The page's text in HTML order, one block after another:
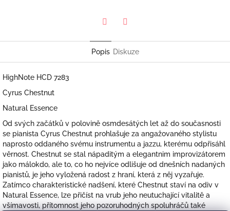
Popis Diskuze
HighNote HCD 7283
Cyrus Chestnut
Natural Essence
Od svých začátků v polovině osmdesátých let až do současnosti
se pianista Cyrus Chestnut prohlašuje za angažovaného stylistu
naprosto oddaného svému instrumentu a jazzu, kterému odpřisáhl
věrnost. Chestnut se stal nápaditým a elegantnim improvizátorem
jako málokdo, ale to, co ho nejvíce odlišuje od dnešních nadaných
pianistů, je jeho vyložená radost z hraní, která z něj vyzařuje.
Zatímco charakteristické nadšení, které Chestnut staví na odiv v
Natural Essence, lze přičíst na vrub jeho neutuchající vitalitě a
všímavosti, přítomnost jeho pozoruhodných spoluhráčů také